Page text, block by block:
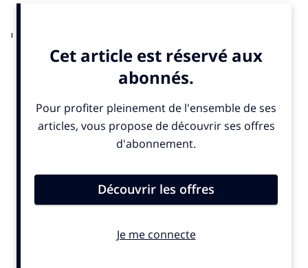
La cinquième étape du Tour de France féminin partira du
Futuroscope le 30 juillet. Vingt-cinq ans après le dernier
passage de la Grande Boucle masculine, c’est un retour haut en
symboles au parc d’attractions qui l’a accueilli onze fois entre
1986 et 2000. Par Léa Delpont.
A lire ici.